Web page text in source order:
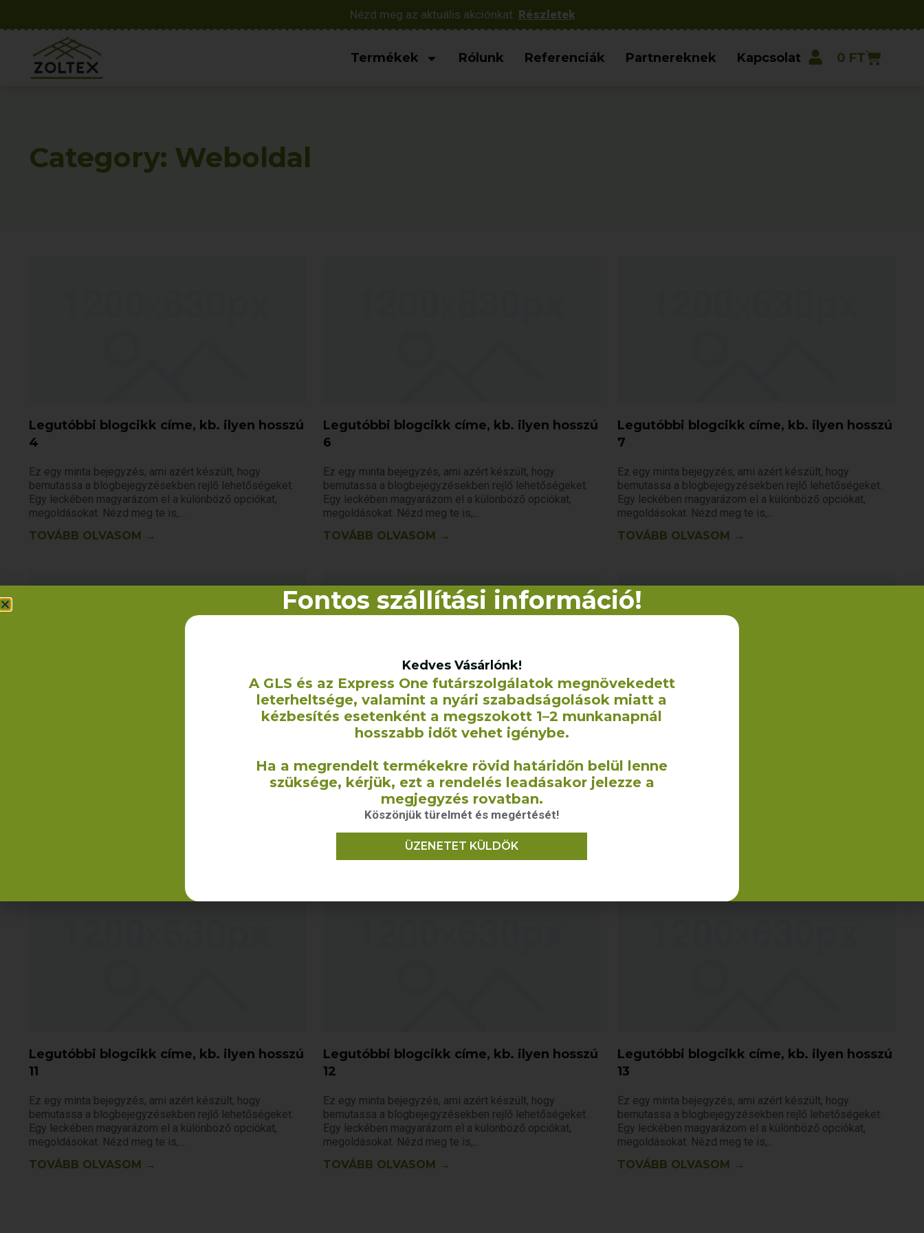
Nézd meg az aktuális akciónkat: Részletek
Termékek Rólunk Referenciák Partnereknek Kapcsolat 0 FT
Category: Weboldal
Legutóbbi blogcikk címe, kb. ilyen hosszú
4
Ez egy minta bejegyzés, ami azért készült, hogy
bemutassa a blogbejegyzésekben rejlő lehetőségeket.
Egy leckében magyarázom el a különböző opciókat,
megoldásokat. Nézd meg te is,
TOVÁBB OLVASOM →
Legutóbbi blogcikk címe, kb. ilyen hosszú
6
Ez egy minta bejegyzés, ami azért készült, hogy
bemutassa a blogbejegyzésekben rejlő lehetőségeket.
Egy leckében magyarázom el a különböző opciókat,
megoldásokat. Nézd meg te is,
TOVÁBB OLVASOM →
Legutóbbi blogcikk címe, kb. ilyen hosszú
7
Ez egy minta bejegyzés, ami azért készült, hogy
bemutassa a blogbejegyzésekben rejlő lehetőségeket.
Egy leckében magyarázom el a különböző opciókat,
megoldásokat. Nézd meg te is,
TOVÁBB OLVASOM →
Legutóbbi blogcikk címe, kb. ilyen hosszú
Ez egy minta bejegyzés, ami azért készült, hogy
bemutassa a blogbejegyzésekben rejlő lehetőségeket.
Egy leckében magyarázom el a különböző opciókat,
TOVÁBB OLVASOM →
10
Ez egy minta bejegyzés, ami azért készült, hogy
Legutóbbi blogcikk címe, kb. ilyen hosszú
11
Ez egy minta bejegyzés, ami azért készült, hogy
bemutassa a blogbejegyzésekben rejlő lehetőségeket.
Egy leckében magyarázom el a különböző opciókat,
megoldásokat. Nézd meg te is,
TOVÁBB OLVASOM →
Legutóbbi blogcikk címe, kb. ilyen hosszú
12
Ez egy minta bejegyzés, ami azért készült, hogy
bemutassa a blogbejegyzésekben rejlő lehetőségeket.
Egy leckében magyarázom el a különböző opciókat,
megoldásokat. Nézd meg te is,
TOVÁBB OLVASOM →
Legutóbbi blogcikk címe, kb. ilyen hosszú
13
Ez egy minta bejegyzés, ami azért készült, hogy
bemutassa a blogbejegyzésekben rejlő lehetőségeket.
Egy leckében magyarázom el a különböző opciókat,
megoldásokat. Nézd meg te is,
TOVÁBB OLVASOM →
Fontos szállítási információ!
Kedves Vásárlónk!
A GLS és az Express One futárszolgálatok megnövekedett
leterheltsége, valamint a nyári szabadságolások miatt a
kézbesítés esetenként a megszokott 1–2 munkanapnál
hosszabb időt vehet igénybe.
Ha a megrendelt termékekre rövid határidőn belül lenne
szüksége, kérjük, ezt a rendelés leadásakor jelezze a
megjegyzés rovatban.
Köszönjük türelmét és megértését!
ÜZENETET KÜLDÖK